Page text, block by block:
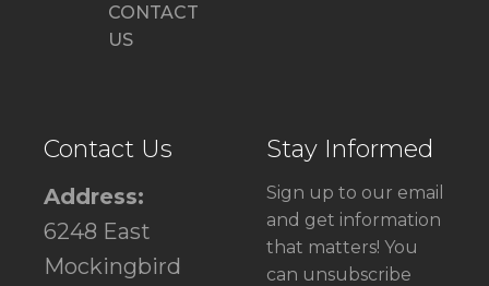
CONTACT
US
Contact Us
Address:
6248 East
Mockingbird
Stay Informed
Sign up to our email
and get information
that matters! You
can unsubscribe